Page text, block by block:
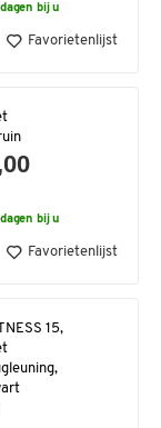
bij u
Favorietenlijst
bij u
Favorietenlijst
15,